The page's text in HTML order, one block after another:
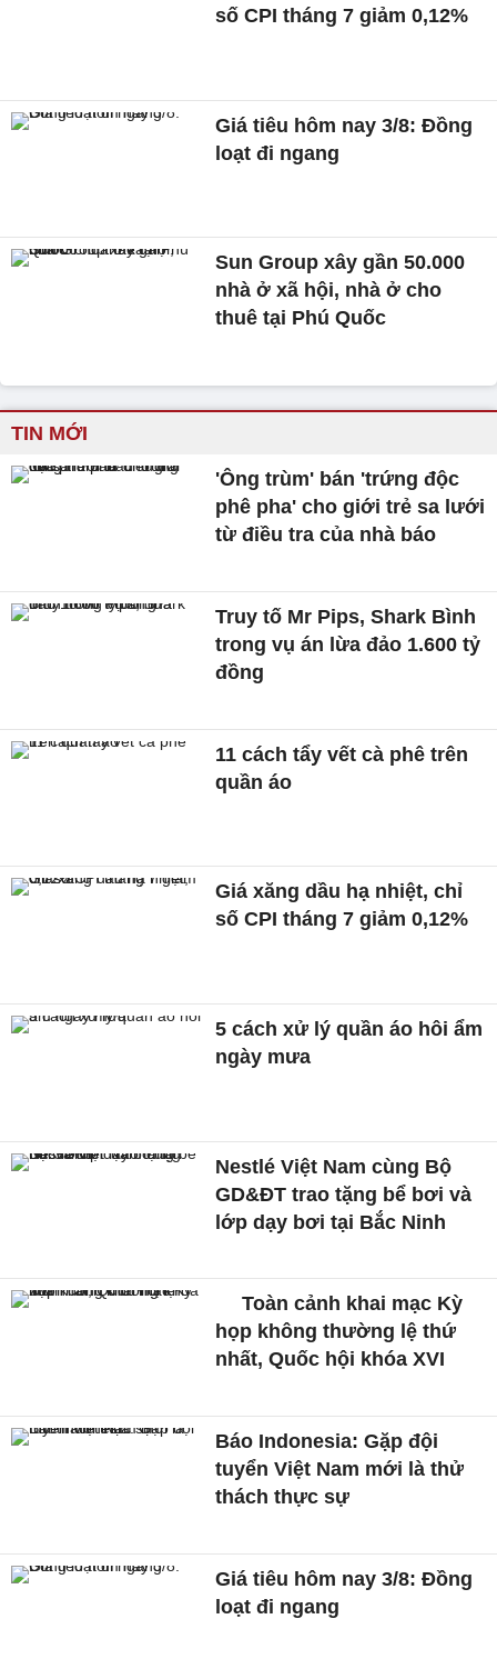
số CPI tháng 7 giảm 0,12%
Giá tiêu hôm nay 3/8: Đồng
loạt đi ngang
Sun Group xây gần 50.000
nhà ở xã hội, nhà ở cho
thuê tại Phú Quốc
TIN MỚI
'Ông trùm' bán 'trứng độc
phê pha' cho giới trẻ sa lưới
từ điều tra của nhà báo
Truy tố Mr Pips, Shark Bình
trong vụ án lừa đảo 1.600 tỷ
đồng
11 cách tẩy vết cà phê trên
quần áo
Giá xăng dầu hạ nhiệt, chỉ
số CPI tháng 7 giảm 0,12%
5 cách xử lý quần áo hôi ẩm
ngày mưa
Nestlé Việt Nam cùng Bộ
GD&ĐT trao tặng bể bơi và
lớp dạy bơi tại Bắc Ninh
Toàn cảnh khai mạc Kỳ
họp không thường lệ thứ
nhất, Quốc hội khóa XVI
Báo Indonesia: Gặp đội
tuyển Việt Nam mới là thử
thách thực sự
Giá tiêu hôm nay 3/8: Đồng
loạt đi ngang